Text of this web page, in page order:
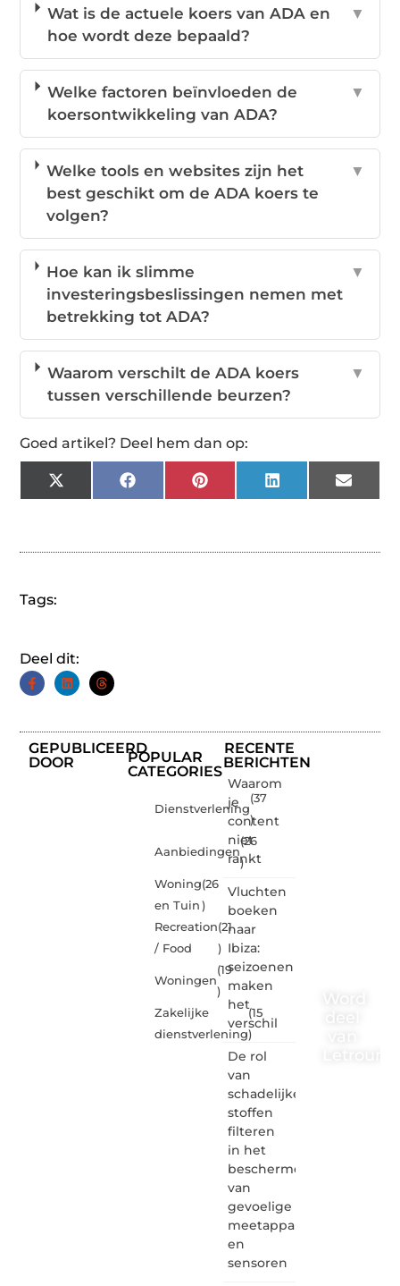
Wat is de actuele koers van ADA en
hoe wordt deze bepaald?
▼
Welke factoren beïnvloeden de
koersontwikkeling van ADA?
▼
Welke tools en websites zijn het
best geschikt om de ADA koers te
volgen?
▼
Hoe kan ik slimme
investeringsbeslissingen nemen met
betrekking tot ADA?
▼
Waarom verschilt de ADA koers
tussen verschillende beurzen?
▼
Goed artikel? Deel hem dan op:
X
(Twitter)
FacebookPinterestLinkedInEmail
Tags:
Deel dit:
GEPUBLICEERD
DOOR
POPULAR
CATEGORIES
Dienstverlening
(37
)
Aanbiedingen
(26
)
Woning
en Tuin
(26
)
Recreation
/ Food
(21
)
Woningen
(19
)
Zakelijke
dienstverlening
(15
)
RECENTE
BERICHTEN
Waarom
je
content
niet
rankt
Vluchten
boeken
naar
Ibiza:
seizoenen
maken
het
verschil
De rol
van
schadelijke
stoffen
filteren
in het
beschermen
van
gevoelige
meetapparatuur
en
sensoren